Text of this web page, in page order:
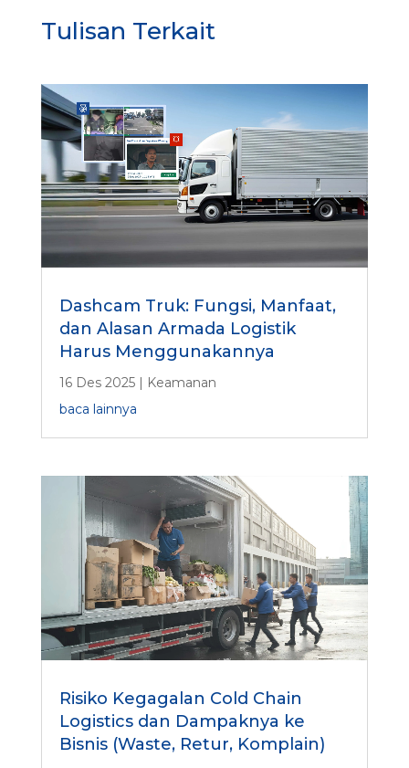
Tulisan Terkait
Dashcam Truk: Fungsi, Manfaat,
dan Alasan Armada Logistik
Harus Menggunakannya
16 Des 2025| Keamanan
baca lainnya
Risiko Kegagalan Cold Chain
Logistics dan Dampaknya ke
Bisnis (Waste, Retur, Komplain)